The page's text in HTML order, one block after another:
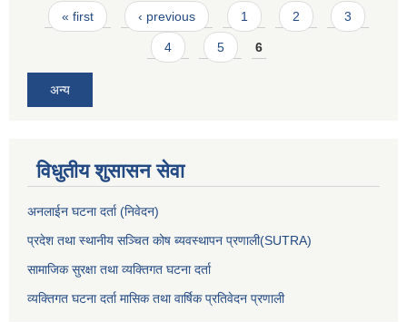
Pages
« first ‹ previous 1 2 3
4 5 6
अन्य
विधुतीय शुसासन सेवा
अनलाईन घटना दर्ता (निवेदन)
प्रदेश तथा स्थानीय सञ्चित कोष ब्यवस्थापन प्रणाली(SUTRA)
सामाजिक सुरक्षा तथा व्यक्तिगत घटना दर्ता
व्यक्तिगत घटना दर्ता मासिक तथा वार्षिक प्रतिवेदन प्रणाली